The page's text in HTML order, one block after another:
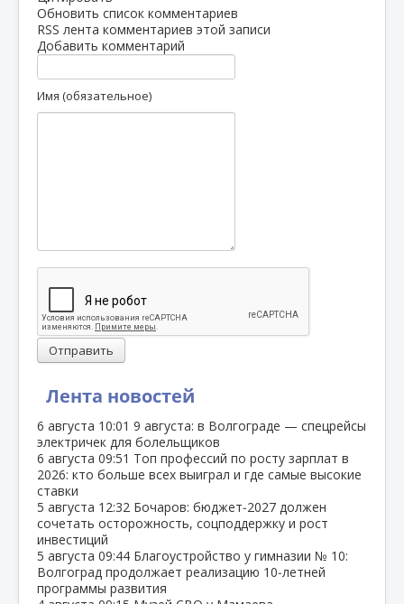
Лента новостей
6 августа 10:01 9 августа: в Волгограде — спецрейсы
электричек для болельщиков
6 августа 09:51 Топ профессий по росту зарплат в
2026: кто больше всех выиграл и где самые высокие
ставки
5 августа 12:32 Бочаров: бюджет‑2027 должен
сочетать осторожность, соцподдержку и рост
инвестиций
5 августа 09:44 Благоустройство у гимназии № 10:
Волгоград продолжает реализацию 10‑летней
программы развития
Обновить список комментариев
RSS лента комментариев этой записи
Добавить комментарий
Имя (обязательное)
Отправить